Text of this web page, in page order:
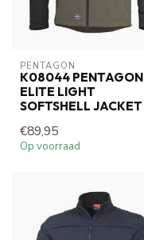
PENTAGON
K08044 PENTAGON
ELITE LIGHT
SOFTSHELL JACKET
€89,95
Op voorraad